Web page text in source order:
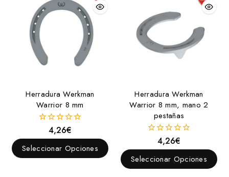
Herradura Werkman
Warrior 8 mm
fuera
de
4,26€
Seleccionar Opciones
Herradura Werkman
Warrior 8 mm, mano 2
pestañas
fuera
de
4,26€
Seleccionar Opciones